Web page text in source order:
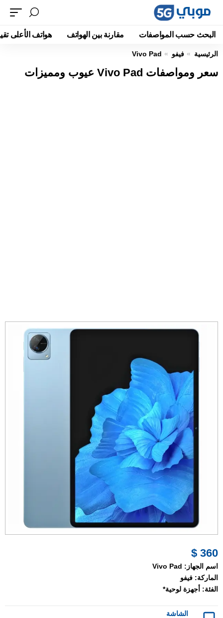
البحث حسب المواصفات مقارنة بين الهواتف هواتف الأعلى
الرئيسية فيفو Vivo Pad
سعر ومواصفات Vivo Pad عيوب ومميزات
360 $
اسم الجهاز: Vivo Pad
الماركة: فيفو
الفئة: أجهزة لوحية*
الشاشة